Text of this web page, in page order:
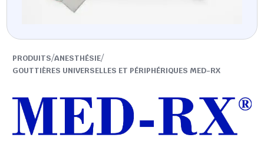
PRODUITS/ANESTHÉSIE/
GOUTTIÈRES UNIVERSELLES ET PÉRIPHÉRIQUES MED-RX